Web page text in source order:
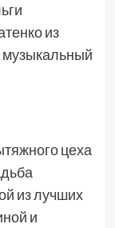
из
музыкальный
цеха
из лучших
и